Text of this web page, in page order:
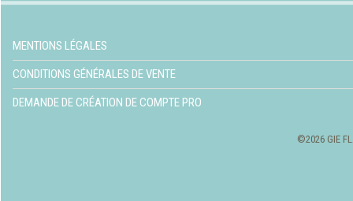
MENTIONS LÉGALES
CONDITIONS GÉNÉRALES DE VENTE
DEMANDE DE CRÉATION DE COMPTE PRO
©2026 GIE